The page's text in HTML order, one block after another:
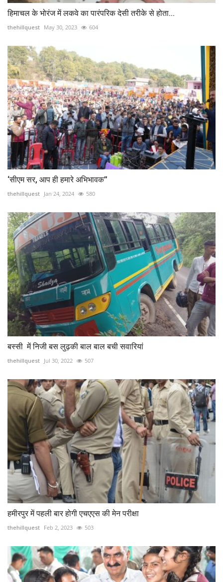
हिमाचल के भोरंज में लकवे का पारंपरिक देसी तरीके से होता...
thehillquest May 30, 2023 604
‘सीएम सर, आप ही हमारे अभिभावक’’
thehillquest Jan 24, 2024 580
बस्सी में निजी बस लुढ़की बाल बाल बची सवारियां
thehillquest Jul 30, 2022 507
हमीरपुर में पहली बार होगी एचएएस की मेन परीक्षा
thehillquest Feb 2, 2023 503